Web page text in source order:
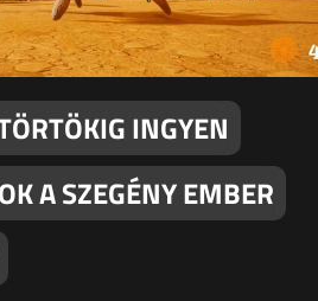
INGYEN
A SZEGÉNY EMBER